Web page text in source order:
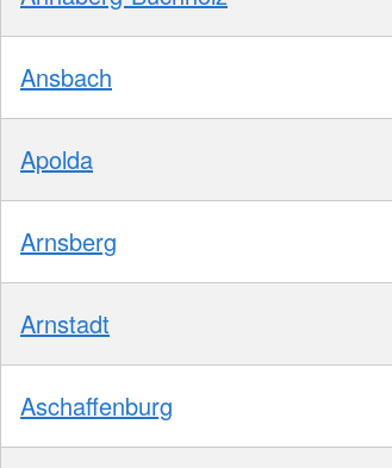
Ansbach
Apolda
Arnsberg
Arnstadt
Aschaffenburg